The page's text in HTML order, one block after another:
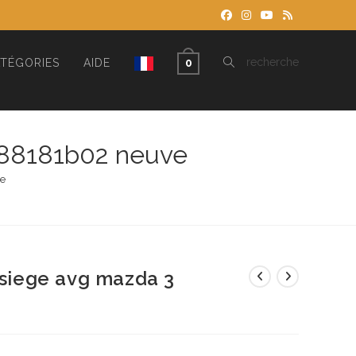
recherche
AIDE 0 TOGGLE
neuve
avg mazda 3